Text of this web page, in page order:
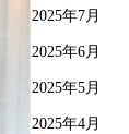
2025年7月
2025年6月
2025年5月
2025年4月